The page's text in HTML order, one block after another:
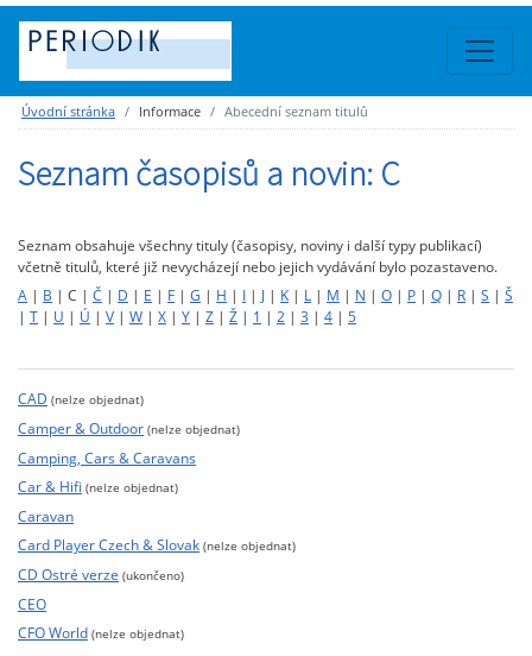
Úvodní stránka Informace Abecední seznam titulů
Seznam časopisů a novin: C
Seznam obsahuje všechny tituly (časopisy, noviny i další typy publikací)
včetně titulů, které již nevycházejí nebo jejich vydávání bylo pozastaveno.
A | B | C | Č | D | E | F | G | H | I | J | K | L | M | N | O | P | Q | R | S | Š
| T | U | Ú | V | W | X | Y | Z | Ž | 1 | 2 | 3 | 4 | 5
CAD (nelze objednat)
Camper & Outdoor (nelze objednat)
Camping, Cars & Caravans
Car & Hifi (nelze objednat)
Caravan
Card Player Czech & Slovak (nelze objednat)
CD Ostré verze (ukončeno)
CEO
CFO World (nelze objednat)